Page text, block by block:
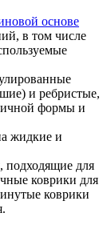
основе
в том числе
и ребристые,
формы и
жидкие и
подходящие для
коврики для
коврики